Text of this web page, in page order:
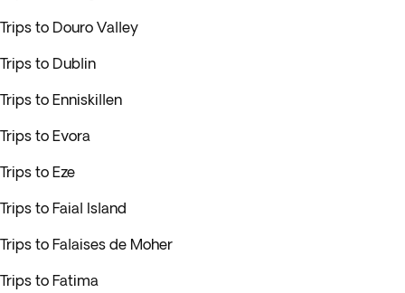
Trips to Douro Valley
Trips to Dublin
Trips to Enniskillen
Trips to Evora
Trips to Eze
Trips to Faial Island
Trips to Falaises de Moher
Trips to Fatima